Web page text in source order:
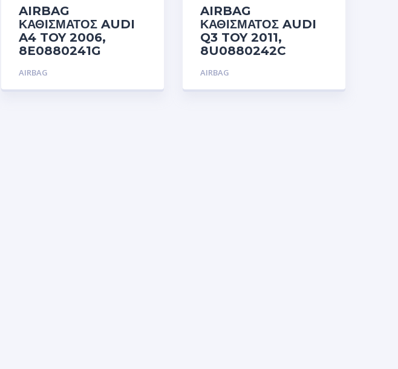
AIRBAG
ΚΑΘΙΣΜΑΤΟΣ AUDI
A4 TOY 2006,
8E0880241G
AIRBAG
AIRBAG
ΚΑΘΙΣΜΑΤΟΣ AUDI
Q3 TOY 2011,
8U0880242C
AIRBAG